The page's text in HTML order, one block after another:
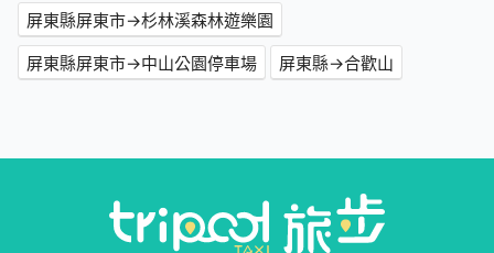
屏東縣屏東市→杉林溪森林遊樂園
屏東縣屏東市→中山公園停車場
屏東縣→合歡山